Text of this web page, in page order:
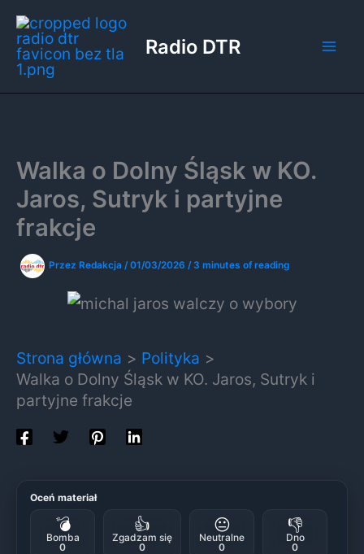
Przejdź
do
treści
Radio DTR
Walka o Dolny Śląsk w KO.
Jaros, Sutryk i partyjne
frakcje
Przez Redakcja /01/03/2026 / 3 minutes of reading
Strona główna
Polityka
Walka o Dolny Śląsk w KO. Jaros, Sutryk i
partyjne frakcje
Oceń materiał
💣
Bomba
0
👍
Zgadzam się
0
😐
Neutralne
0
👎
Dno
0